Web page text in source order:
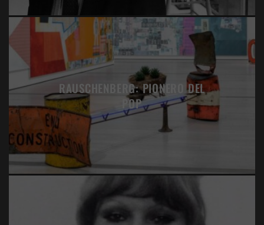
RAUSCHENBERG: PIONERO DEL
POP